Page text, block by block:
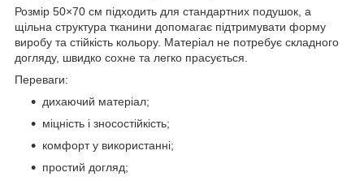
Розмір 50×70 см підходить для стандартних подушок, а
щільна структура тканини допомагає підтримувати форму
виробу та стійкість кольору. Матеріал не потребує складного
догляду, швидко сохне та легко прасується.
Переваги:
дихаючий матеріал;
міцність і зносостійкість;
комфорт у використанні;
простий догляд;